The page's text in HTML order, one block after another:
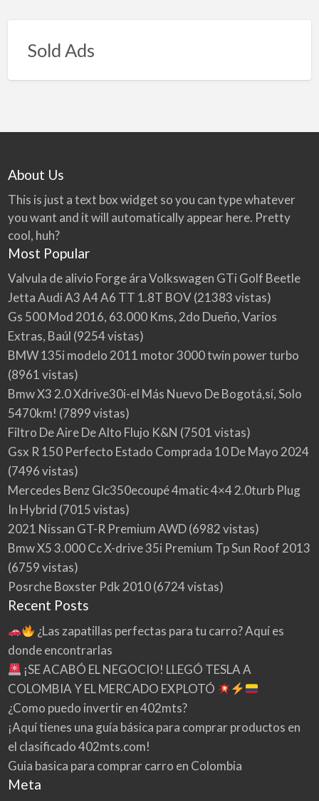
Sold Ads
About Us
This is just a text box widget so you can type whatever
you want and it will automatically appear here. Pretty
cool, huh?
Most Popular
Valvula de alivio Forge ára Volkswagen GTi Golf Beetle
Jetta Audi A3 A4 A6 TT 1.8T BOV(21383 vistas)
Gs 500 Mod 2016, 63.000 Kms, 2do Dueño, Varios
Extras, Baúl (9254 vistas)
BMW 135i modelo 2011 motor 3000 twin power turbo
(8961 vistas)
Bmw X3 2.0 Xdrive30i-el Más Nuevo De Bogotá,sí, Solo
5470km! (7899 vistas)
Filtro De Aire De Alto Flujo K&N (7501 vistas)
Gsx R 150 Perfecto Estado Comprada 10 De Mayo 2024
(7496 vistas)
Mercedes Benz Glc350ecoupé 4matic 4×4 2.0turb Plug
In Hybrid (7015 vistas)
2021 Nissan GT-R Premium AWD(6982 vistas)
Bmw X5 3.000 Cc X-drive 35i Premium Tp Sun Roof 2013
(6759 vistas)
Posrche Boxster Pdk 2010(6724 vistas)
Recent Posts
¿Las zapatillas perfectas para tu carro? Aquí es
donde encontrarlas
¡SE ACABÓ EL NEGOCIO! LLEGÓ TESLA A
COLOMBIA Y EL MERCADO EXPLOTÓ
¿Como puedo invertir en 402mts?
¡Aquí tienes una guía básica para comprar productos en
el clasificado 402mts.com!
Guia basica para comprar carro en Colombia
Meta